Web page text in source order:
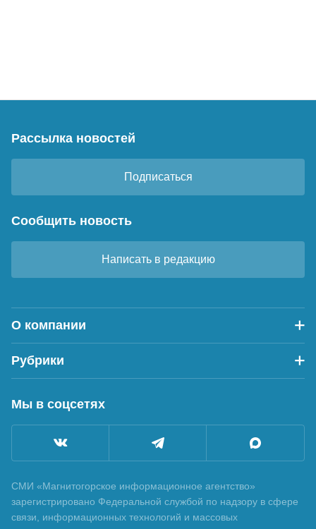
Рассылка новостей
Подписаться
Сообщить новость
Написать в редакцию
О компании
Рубрики
Мы в соцсетях
СМИ «Магнитогорское информационное агентство»
зарегистрировано Федеральной службой по надзору в сфере
связи, информационных технологий и массовых